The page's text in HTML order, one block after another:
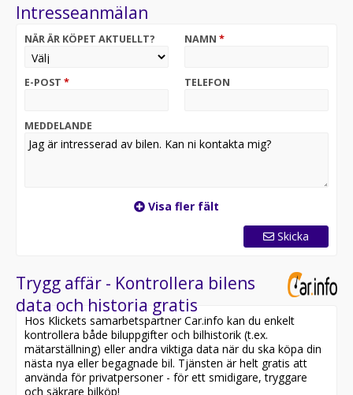
- Två veckors helförsäkring ingår, därefter 20% rabatt
- Med/utan första förhöjd avgift/insats, 0-35%
kontantinsats
önskar utan extra avgifter.
Välkommen till Bilkompaniet Rosersberg. Vi hjälper dig
med allt kring ditt bilköp från att hitta drömbilen till att
välja rätt finansiering. För mer information gällande
i Stockholm. Ta kontakt via formuläret eller ring oss på
070-756 78 59 så hjälper vi dig vidare.
Intresseanmälan
NÄR ÄR KÖPET AKTUELLT? NAMN *
E-POST * TELEFON
MEDDELANDE
Visa fler fält
Skicka
Trygg affär - Kontrollera bilens
data och historia gratis
Hos Klickets samarbetspartner Car.info kan du enkelt
kontrollera både biluppgifter och bilhistorik (t.ex.
mätarställning) eller andra viktiga data när du ska köpa din
nästa nya eller begagnade bil. Tjänsten är helt gratis att
använda för privatpersoner - för ett smidigare, tryggare
och säkrare bilköp!